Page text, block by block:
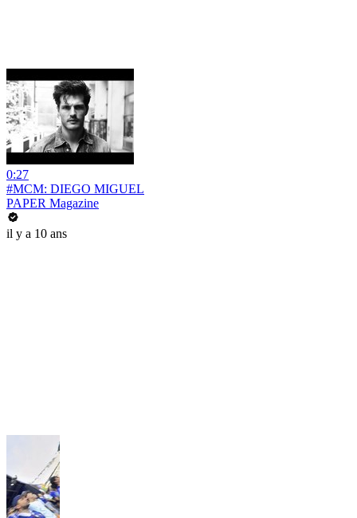
0:27
#MCM: DIEGO MIGUEL
PAPER Magazine
il y a 10 ans